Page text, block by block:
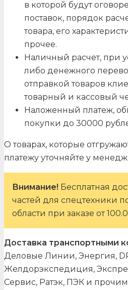
в которой будут
поставок, порядок
товара, его
прочее.
Наличный расчет, при
либо денежного
отправкой товаров
товарный и кассовый
Наложенный платеж,
покупки до 30000
О товарах, которые
платежу уточняйте у
Внимание! Бесплатная
частей для спецтехники
области при заказе от
Доставка транспортными
Деловые Линии, Энергия,
Желдорэкспедиция,
Сервис, Ратэк, ПЭК и